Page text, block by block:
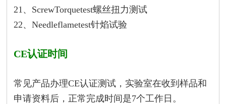
21、ScrewTorquetest螺丝扭力测试
22、Needleflametest针焰试验
CE认证时间
常见产品办理CE认证测试，实验室在收到样品和
申请资料后，正常完成时间是7个工作日。